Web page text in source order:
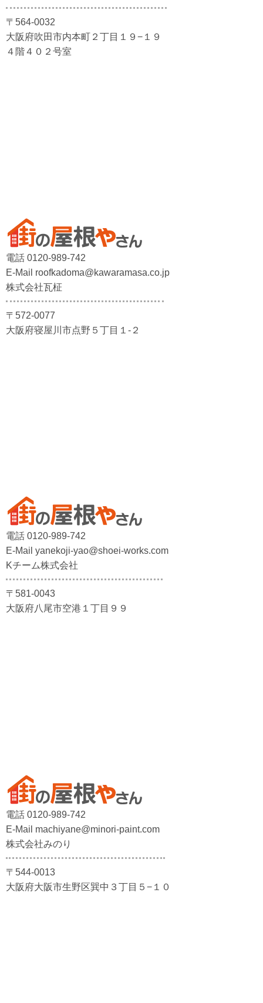
〒564-0032
大阪府吹田市内本町２丁目１９−１９
４階４０２号室
電話 0120-989-742
E-Mail roofkadoma@kawaramasa.co.jp
株式会社瓦柾
〒572-0077
大阪府寝屋川市点野５丁目１-２
電話 0120-989-742
E-Mail yanekoji-yao@shoei-works.com
Kチーム株式会社
〒581-0043
大阪府八尾市空港１丁目９９
電話 0120-989-742
E-Mail machiyane@minori-paint.com
株式会社みのり
〒544-0013
大阪府大阪市生野区巽中３丁目５−１０